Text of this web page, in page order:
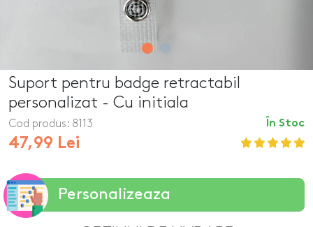
Suport pentru badge retractabil
personalizat - Cu initiala
În Stoc
Cod produs: 8113
47,99 Lei
Personalizeaza